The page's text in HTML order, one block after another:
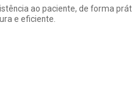
ao paciente, de forma
e eficiente.